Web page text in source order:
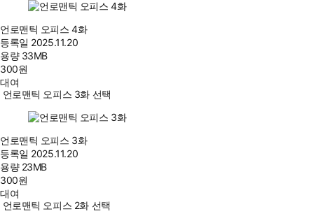
언로맨틱 오피스 4화
등록일 2025.11.20
용량 33MB
300원
대여
언로맨틱 오피스 3화 선택
언로맨틱 오피스 3화
등록일 2025.11.20
용량 23MB
300원
대여
언로맨틱 오피스 2화 선택